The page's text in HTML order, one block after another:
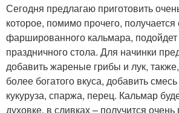
Сегодня предлагаю приготовить
которое, помимо прочего,
фаршированного кальмара,
праздничного стола. Для начинки
добавить жареные грибы и лук,
более богатого вкуса, добавить
кукуруза, спаржа, перец. Кальмар
духовке, в сливках – получится очень